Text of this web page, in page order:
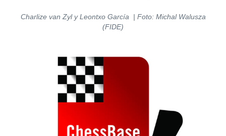
Charlize van Zyl y Leontxo García | Foto: Michal Walusza
(FIDE)